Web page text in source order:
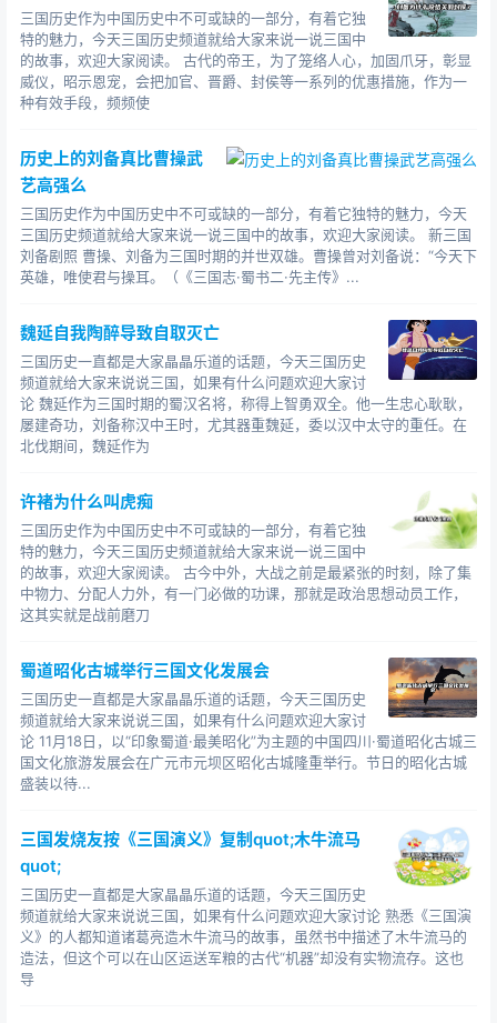
我问问大家，使潘凤成名的是哪一场战役?汜水关之
战。
懿 俞涉
欢迎大家继续关注三国历史频道，阅读更多三国故事/历史/
人物事件！
三国历史作为中国历史中不可或缺的一部分，有着它独
特的魅力，今天三国历史频道就给大家来说一说三国中
的故事，欢迎大家阅读。 古代的帝王，为了笼络人心，加固爪牙，彰显
威仪，昭示恩宠，会把加官、晋爵、封侯等一系列的优惠措施，作为一
种有效手段，频频使
历史上的刘备真比曹操武
艺高强么
三国历史作为中国历史中不可或缺的一部分，有着它独特的魅力，今天
三国历史频道就给大家来说一说三国中的故事，欢迎大家阅读。 新三国
刘备剧照 曹操、刘备为三国时期的并世双雄。曹操曾对刘备说：“今天下
英雄，唯使君与操耳。（《三国志·蜀书二·先主传》...
魏延自我陶醉导致自取灭亡
三国历史一直都是大家晶晶乐道的话题，今天三国历史
频道就给大家来说说三国，如果有什么问题欢迎大家讨
论 魏延作为三国时期的蜀汉名将，称得上智勇双全。他一生忠心耿耿，
屡建奇功，刘备称汉中王时，尤其器重魏延，委以汉中太守的重任。在
北伐期间，魏延作为
许褚为什么叫虎痴
三国历史作为中国历史中不可或缺的一部分，有着它独
特的魅力，今天三国历史频道就给大家来说一说三国中
的故事，欢迎大家阅读。 古今中外，大战之前是最紧张的时刻，除了集
中物力、分配人力外，有一门必做的功课，那就是政治思想动员工作，
这其实就是战前磨刀
蜀道昭化古城举行三国文化发展会
三国历史一直都是大家晶晶乐道的话题，今天三国历史
频道就给大家来说说三国，如果有什么问题欢迎大家讨
论 11月18日，以“印象蜀道·最美昭化”为主题的中国四川·蜀道昭化古城三
国文化旅游发展会在广元市元坝区昭化古城隆重举行。节日的昭化古城
盛装以待...
三国发烧友按《三国演义》复制quot;木牛流马
quot;
三国历史一直都是大家晶晶乐道的话题，今天三国历史
频道就给大家来说说三国，如果有什么问题欢迎大家讨论 熟悉《三国演
义》的人都知道诸葛亮造木牛流马的故事，虽然书中描述了木牛流马的
造法，但这个可以在山区运送军粮的古代“机器”却没有实物流存。这也
导